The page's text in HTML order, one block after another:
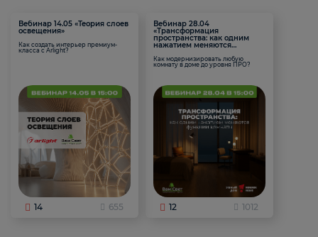
Вебинар 14.05 «Теория слоев
освещения»
Как создать интерьер премиум-
класса с Arlight?
14 655
Вебинар 28.04
«Трансформация
пространства: как одним
нажатием меняются
Как модернизировать любую
комнату в доме до уровня ПРО?
12 1012